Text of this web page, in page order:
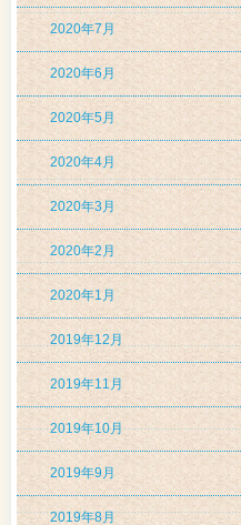
2020年7月
2020年6月
2020年5月
2020年4月
2020年3月
2020年2月
2020年1月
2019年12月
2019年11月
2019年10月
2019年9月
2019年8月